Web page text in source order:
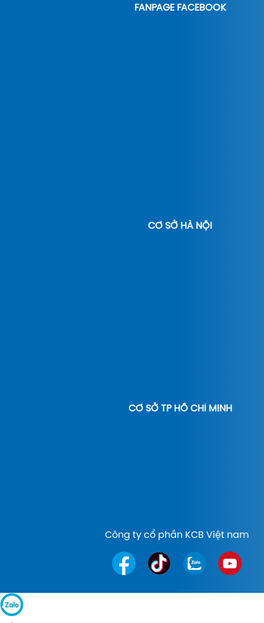
FANPAGE FACEBOOK
CƠ SỞ HÀ NỘI
CƠ SỞ TP HỒ CHÍ MINH
Công ty cổ phần KCB Việt nam